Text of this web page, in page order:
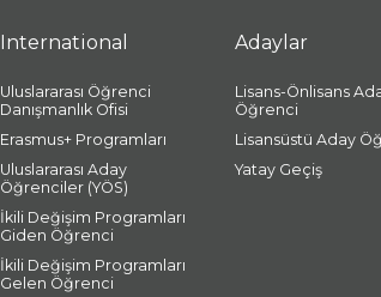
International
Uluslararası Öğrenci
Danışmanlık Ofisi
Erasmus+ Programları
Uluslararası Aday
Öğrenciler (YÖS)
İkili Değişim Programları
Giden Öğrenci
İkili Değişim Programları
Gelen Öğrenci
Adaylar
Lisans-Önlisans
Öğrenci
Lisansüstü Aday
Yatay Geçiş